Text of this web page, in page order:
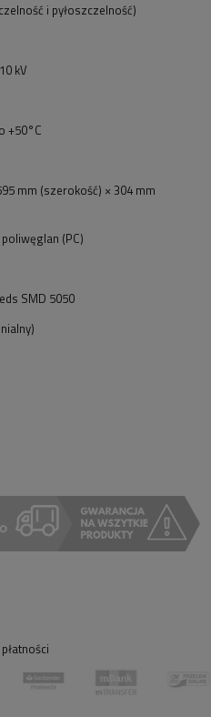
i pyłoszczelność)
kV
+50°C
mm (szerokość) × 304 mm
(PC)
SMD 5050